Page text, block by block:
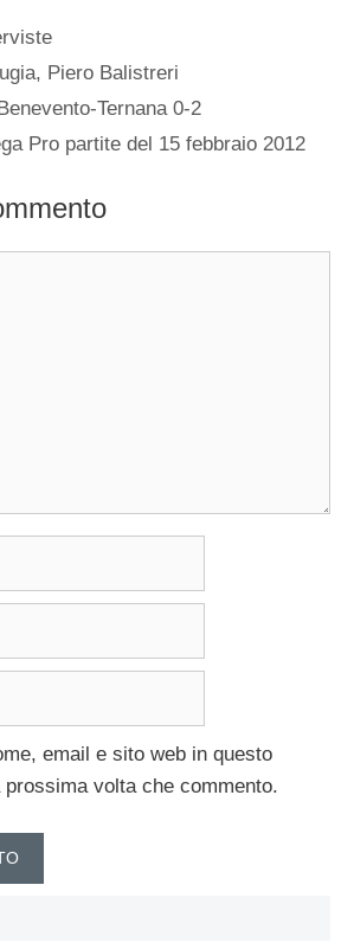
, Piero Balistreri
Ternana 0-2
Pro partite del 15 febbraio 2012
email e sito web in questo
volta che commento.